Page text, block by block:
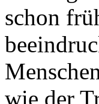
schon
wie der